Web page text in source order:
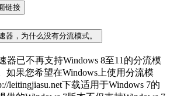
链接
器，为什么没有分流模式。
器已不再支持Windows 8至11的分流模
如果您希望在Windows上使用分流模
leitingjiasu.net下载适用于Windows 7的